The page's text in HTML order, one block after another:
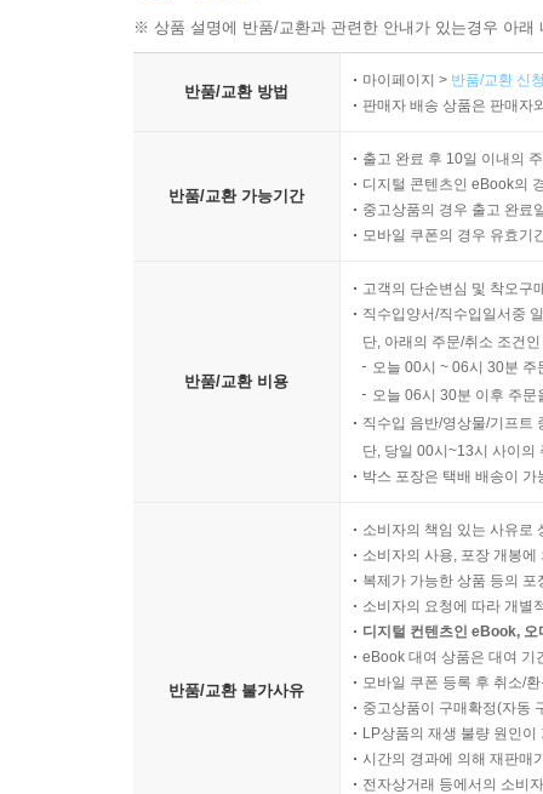
※ 상품 설명에 반품/교환과 관련한 안내가 있는경우 아
반품/교환 방법
마이페이지 > 반품/교환 신
판매자 배송 상품은 판매자
반품/교환 가능기간
출고 완료 후 10일 이내의
디지털 콘텐츠인 eBook의
중고상품의 경우 출고 완료
모바일 쿠폰의 경우 유효기
반품/교환 비용
고객의 단순변심 및 착오구
직수입양서/직수입일서중
단, 아래의 주문/취소 조건
오늘 00시 ~ 06시 30분
오늘 06시 30분 이후 주
직수입 음반/영상물/기프트
단, 당일 00시~13시 사이의
박스 포장은 택배 배송이
반품/교환 불가사유
소비자의 책임 있는 사유로
소비자의 사용, 포장 개봉
복제가 가능한 상품 등의
소비자의 요청에 따라 개별
디지털 컨텐츠인 eBook,
eBook 대여 상품은 대여 기
모바일 쿠폰 등록 후 취소/
중고상품이 구매확정(자동
LP상품의 재생 불량 원인
시간의 경과에 의해 재판매
전자상거래 등에서의 소비